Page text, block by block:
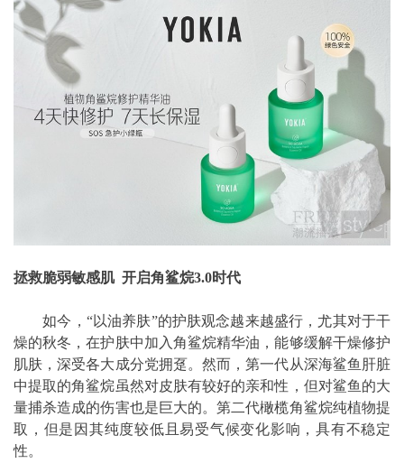
拯救脆弱敏感肌 开启角鲨烷3.0时代
如今，“以油养肤”的护肤观念越来越盛行，尤其对于干
燥的秋冬，在护肤中加入角鲨烷精华油，能够缓解干燥修护
肌肤，深受各大成分党拥趸。然而，第一代从深海鲨鱼肝脏
中提取的角鲨烷虽然对皮肤有较好的亲和性，但对鲨鱼的大
量捕杀造成的伤害也是巨大的。第二代橄榄角鲨烷纯植物提
取，但是因其纯度较低且易受气候变化影响，具有不稳定
性。